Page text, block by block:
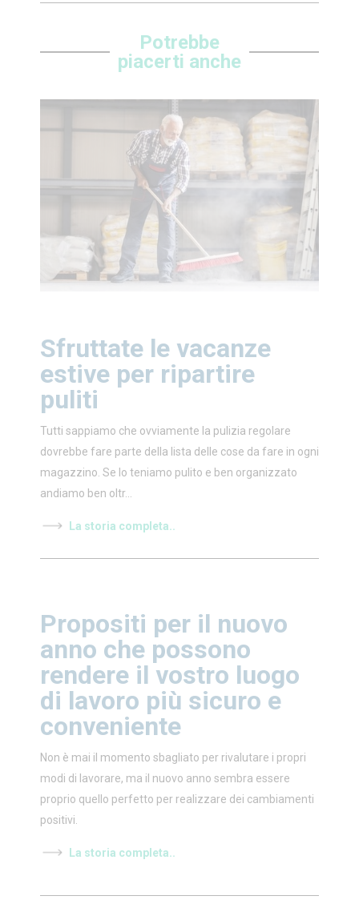
Potrebbe
piacerti anche
Sfruttate le vacanze
estive per ripartire
puliti
Tutti sappiamo che ovviamente la pulizia regolare
dovrebbe fare parte della lista delle cose da fare in ogni
magazzino. Se lo teniamo pulito e ben organizzato
andiamo ben oltr...
La storia completa..
Propositi per il nuovo
anno che possono
rendere il vostro luogo
di lavoro più sicuro e
conveniente
Non è mai il momento sbagliato per rivalutare i propri
modi di lavorare, ma il nuovo anno sembra essere
proprio quello perfetto per realizzare dei cambiamenti
positivi.
La storia completa..